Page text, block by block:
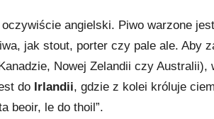
angielski. Piwo warzone
jak stout, porter czy pale ale. Aby
Nowej Zelandii czy
do Irlandii, gdzie z kolei króluje
beoir, le do thoil”.